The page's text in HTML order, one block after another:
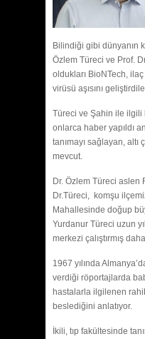
Bilindiği gibi dünyanın
Özlem Türeci ve Prof.
oldukları BioNTech,
virüsü aşısını
Türeci ve Şahin ile ilgili
onlarca haber yapıldı
tanımayı sağlayan,
mevcut.
Dr. Özlem Türeci aslen
Dr.Türeci, komşu
Mahallesinde doğup
Yurdanur Türeci uzun
merkezi çalıştırmış
1967 yılında
verdiği röportajlarda
hastalarla ilgilenen
beslediğini anlatıyor.
İkili, tıp fakültesinde